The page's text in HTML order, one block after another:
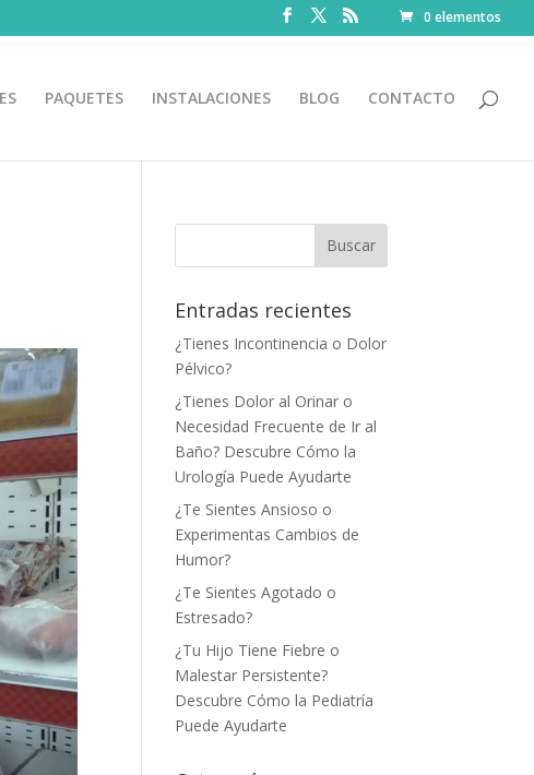
0 elementos
PAQUETES INSTALACIONES BLOG CONTACTO
Entradas recientes
¿Tienes Incontinencia o Dolor
Pélvico?
¿Tienes Dolor al Orinar o
Necesidad Frecuente de Ir al
Baño? Descubre Cómo la
Urología Puede Ayudarte
¿Te Sientes Ansioso o
Experimentas Cambios de
Humor?
¿Te Sientes Agotado o
Estresado?
¿Tu Hijo Tiene Fiebre o
Malestar Persistente?
Descubre Cómo la Pediatría
Puede Ayudarte